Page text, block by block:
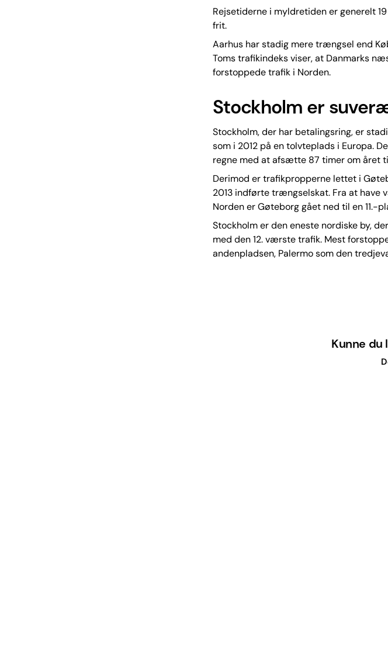
Rejsetiderne i myldretiden er generelt
frit.
Aarhus har stadig mere trængsel end
Toms trafikindeks viser, at Danmarks
forstoppede trafik i Norden.
Stockholm er
Stockholm, der har betalingsring, er
som i 2012 på en tolvteplads i Europa.
regne med at afsætte 87 timer om året
Derimod er trafikpropperne lettet i
2013 indførte trængselskat. Fra at
Norden er Gøteborg gået ned til en 11.-
Stockholm er den eneste nordiske by,
med den 12. værste trafik. Mest
andenpladsen, Palermo som den
Kunne du